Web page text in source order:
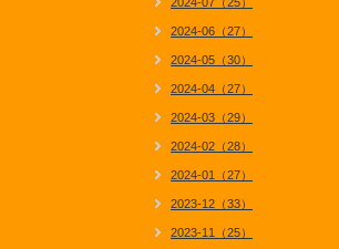
2024-06（27）
2024-05（30）
2024-04（27）
2024-03（29）
2024-02（28）
2024-01（27）
2023-12（33）
2023-11（25）